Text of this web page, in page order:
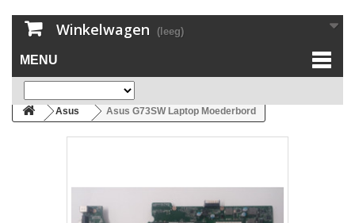
Winkelwagen (leeg)
MENU
Asus Asus G73SW Laptop Moederbord